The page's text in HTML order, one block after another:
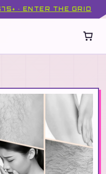
· ENTER THE GRID